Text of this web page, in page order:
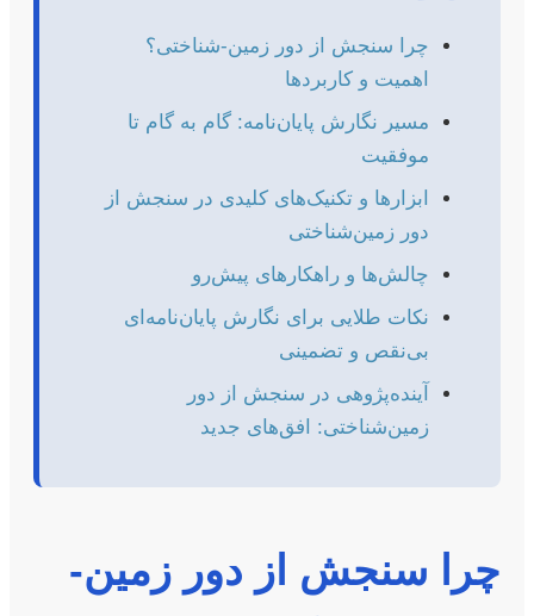
چرا سنجش از دور زمین-شناختی؟
اهمیت و کاربردها
مسیر نگارش پایان‌نامه: گام به گام تا
موفقیت
ابزارها و تکنیک‌های کلیدی در سنجش از
دور زمین‌شناختی
چالش‌ها و راهکارهای پیش‌رو
نکات طلایی برای نگارش پایان‌نامه‌ای
بی‌نقص و تضمینی
آینده‌پژوهی در سنجش از دور
زمین‌شناختی: افق‌های جدید
چرا سنجش از دور زمین-